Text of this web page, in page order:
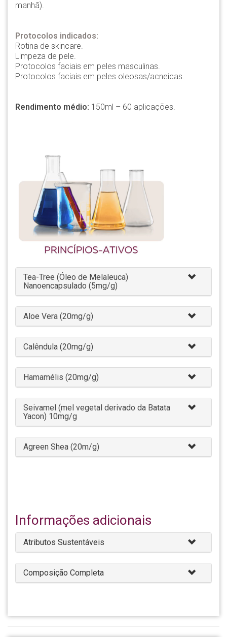
manhã).
Protocolos indicados:
Rotina de skincare.
Limpeza de pele.
Protocolos faciais em peles masculinas.
Protocolos faciais em peles oleosas/acneicas.
Rendimento médio: 150ml – 60 aplicações.
Tea-Tree (Óleo de Melaleuca)
Nanoencapsulado (5mg/g)
Aloe Vera (20mg/g)
Calêndula (20mg/g)
Hamamélis (20mg/g)
Seivamel (mel vegetal derivado da Batata
Yacon) 10mg/g
Agreen Shea (20m/g)
Informações adicionais
Atributos Sustentáveis
Composição Completa